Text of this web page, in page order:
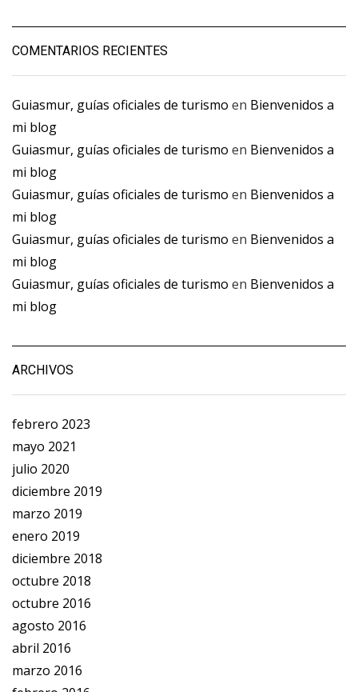
COMENTARIOS RECIENTES
Guiasmur, guías oficiales de turismo en Bienvenidos a
mi blog
Guiasmur, guías oficiales de turismo en Bienvenidos a
mi blog
Guiasmur, guías oficiales de turismo en Bienvenidos a
mi blog
Guiasmur, guías oficiales de turismo en Bienvenidos a
mi blog
Guiasmur, guías oficiales de turismo en Bienvenidos a
mi blog
ARCHIVOS
febrero 2023
mayo 2021
julio 2020
diciembre 2019
marzo 2019
enero 2019
diciembre 2018
octubre 2018
octubre 2016
agosto 2016
abril 2016
marzo 2016